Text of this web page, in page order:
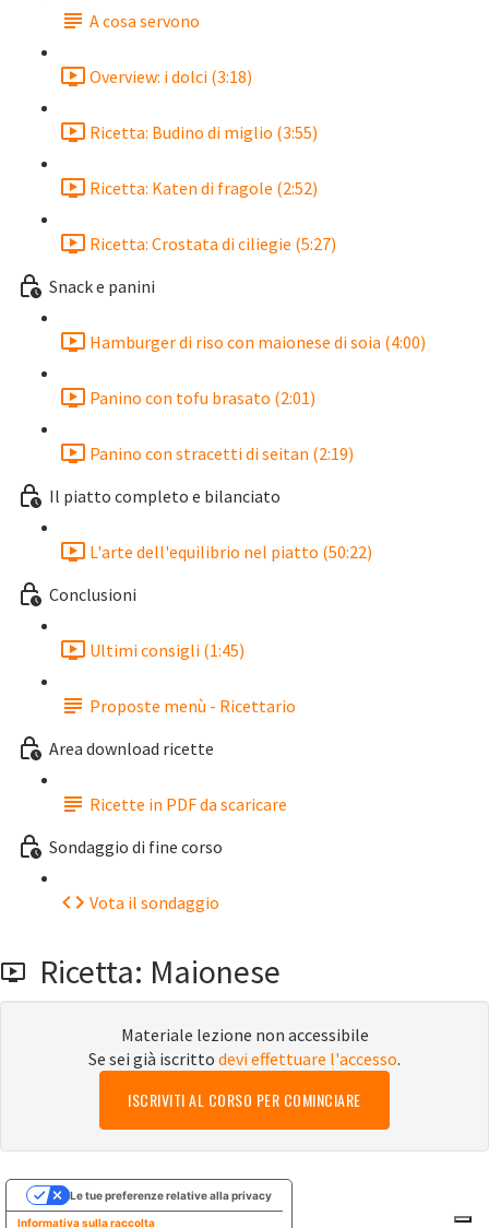
A cosa servono
Overview: i dolci (3:18)
Ricetta: Budino di miglio (3:55)
Ricetta: Katen di fragole (2:52)
Ricetta: Crostata di ciliegie (5:27)
Snack e panini
Hamburger di riso con maionese di soia (4:00)
Panino con tofu brasato (2:01)
Panino con stracetti di seitan (2:19)
Il piatto completo e bilanciato
L'arte dell'equilibrio nel piatto (50:22)
Conclusioni
Ultimi consigli (1:45)
Proposte menù - Ricettario
Area download ricette
Ricette in PDF da scaricare
Sondaggio di fine corso
Vota il sondaggio
Ricetta: Maionese
Materiale lezione non accessibile
Se sei già iscritto devi effettuare l'accesso.
ISCRIVITI AL CORSO PER COMINCIARE
Informativa sulla raccolta
Le tue preferenze relative alla privacy